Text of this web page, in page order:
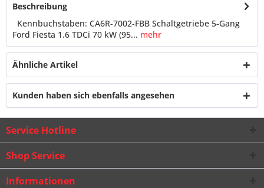
Beschreibung
Kennbuchstaben: CA6R-7002-FBB Schaltgetriebe 5-Gang
Ford Fiesta 1.6 TDCi 70 kW (95... mehr
Ähnliche Artikel
Kunden haben sich ebenfalls angesehen
Service Hotline
Shop Service
Informationen